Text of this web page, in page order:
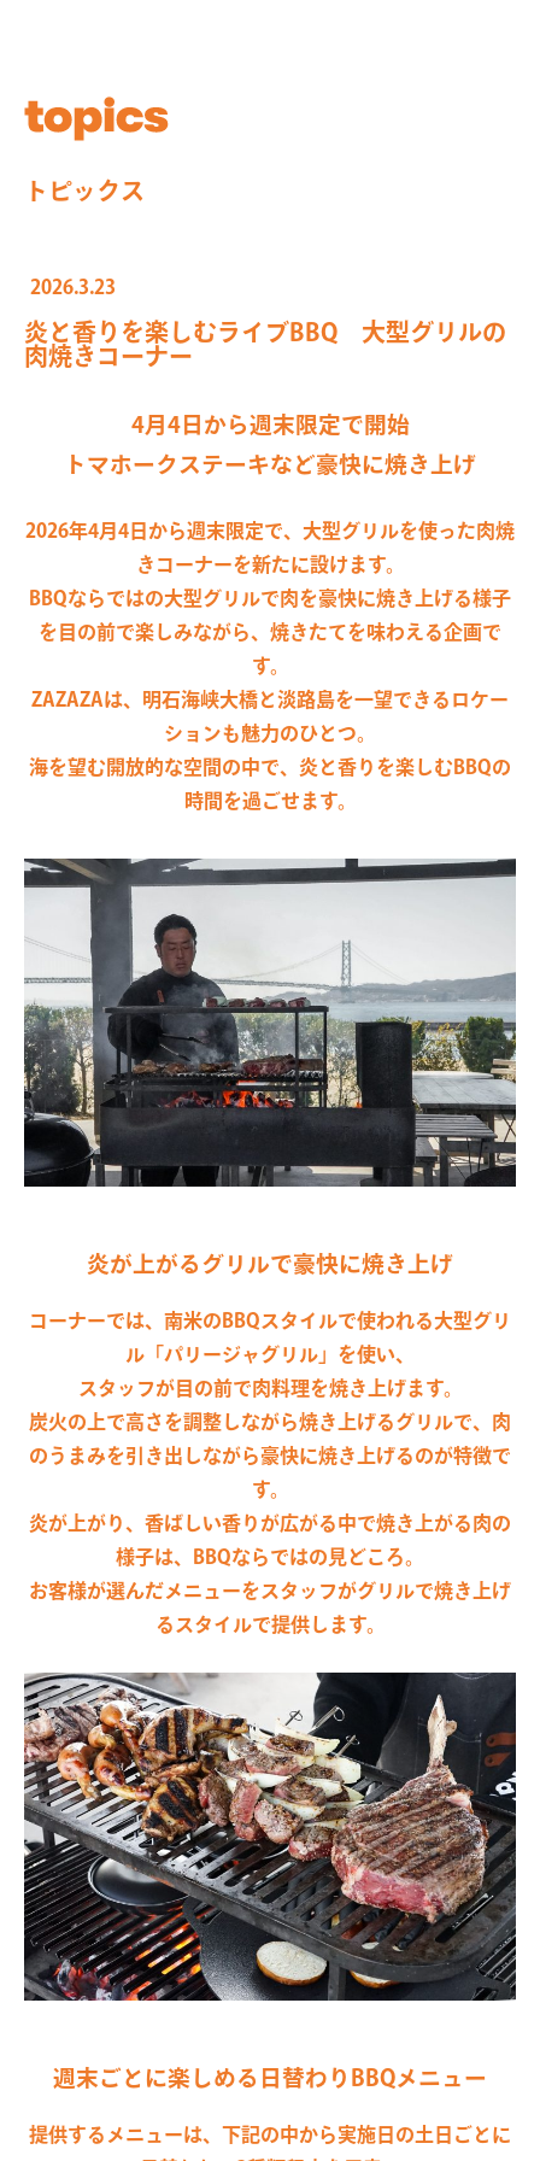
トピックス
2026.3.23
炎と香りを楽しむライブBBQ 大型グリルの
肉焼きコーナー
4月4日から週末限定で開始
トマホークステーキなど豪快に焼き上げ
2026年4月4日から週末限定で、大型グリルを使った肉焼
きコーナーを新たに設けます。
BBQならではの大型グリルで肉を豪快に焼き上げる様子
を目の前で楽しみながら、焼きたてを味わえる企画で
す。
ZAZAZAは、明石海峡大橋と淡路島を一望できるロケー
ションも魅力のひとつ。
海を望む開放的な空間の中で、炎と香りを楽しむBBQの
時間を過ごせます。
炎が上がるグリルで豪快に焼き上げ
コーナーでは、南米のBBQスタイルで使われる大型グリ
ル「パリージャグリル」を使い、
スタッフが目の前で肉料理を焼き上げます。
炭火の上で高さを調整しながら焼き上げるグリルで、肉
のうまみを引き出しながら豪快に焼き上げるのが特徴で
す。
炎が上がり、香ばしい香りが広がる中で焼き上がる肉の
様子は、BBQならではの見どころ。
お客様が選んだメニューをスタッフがグリルで焼き上げ
るスタイルで提供します。
週末ごとに楽しめる日替わりBBQメニュー
提供するメニューは、下記の中から実施日の土日ごとに